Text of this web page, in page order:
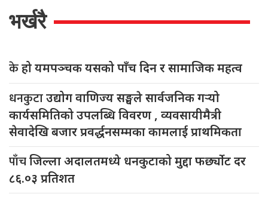
भर्खरै
केहो यमपञ्चक यसको पाँच दिन र सामाजिक महत्व
धनकुटाउद्योग वाणिज्य सङ्घले सार्वजनिक गर्‍यो
कार्यसमितिको उपलब्धि विवरण , व्यवसायीमैत्री
सेवादेखि बजार प्रवर्द्धनसम्मका कामलाई प्राथमिकता
पाँचजिल्ला अदालतमध्ये धनकुटाको मुद्दा फर्छ्योट दर
८६.०३ प्रतिशत